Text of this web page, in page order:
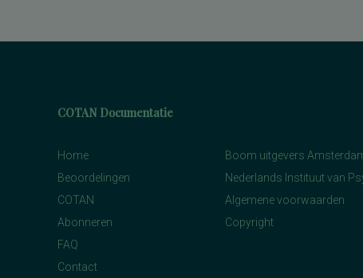
COTAN Documentatie
Home
Beoordelingen
COTAN
Abonneren
FAQ
Contact
Boom uitgevers
Nederlands Instituut van
Algemene voorwaarden
Copyright